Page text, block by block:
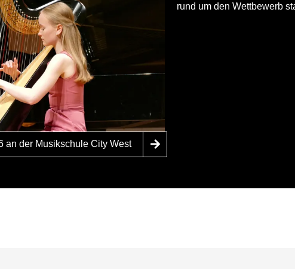
rund um den Wettbewerb
an der Musikschule City West